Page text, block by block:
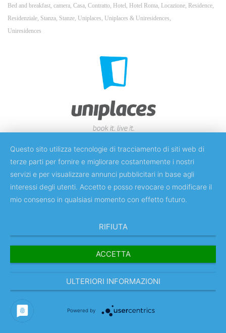
Bed and breakfast, camera, Casa, Contratto, Hotel, Hotel Roma, Locazione, Residence,
Residenziale, Stanza, Stanze, Uniplaces, Uniplaces & Uniresidences,
Uniresidences
Sconto: 30%
Validità : Università/PTV
Informazioni: Uniplaces–Uniresidences
servizio whatsapp dedicato agli studenti:+351912327259
Uniplaces
edUniresidences
sono marketplace
specializzati in affitto di alloggi a medio e lungo termine.
Uniplaces presenta una varietà di opzioni di alloggio
come appartamenti, camere, monolocali e case famiglia;
Uniresidences è specializzato in affitto di residenze per
Questo sito utilizza tecnologie di tracciamento di siti web di
terze parti per fornire e migliorare costantemente i nostri
servizi e per visualizzare annunci pubblicitari in base agli
interessi degli utenti. Accetto e posso revocare o modificare il
mio consenso in qualsiasi momento con effetto futuro.
RIFIUTA
ACCETTA
ULTERIORI INFORMAZIONI
Powered by